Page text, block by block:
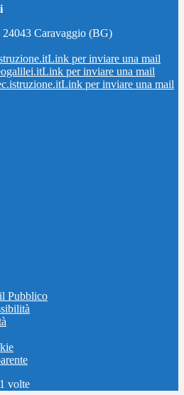
24043 Caravaggio (BG)
Link per inviare una mail
Link per inviare una mail
Link per inviare una mail
Pubblico
volte